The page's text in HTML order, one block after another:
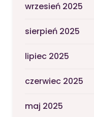
wrzesień 2025
sierpień 2025
lipiec 2025
czerwiec 2025
maj 2025